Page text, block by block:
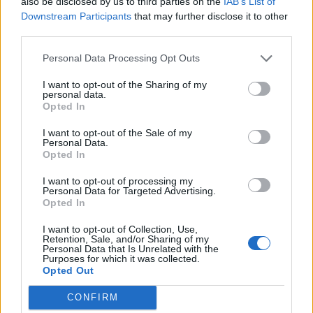
Downstream Participants that may further disclose it to other
Personal Data Processing Opt Outs
I want to opt-out of the Sharing of my
personal data.
Opted In
I want to opt-out of the Sale of my
Personal Data.
Opted In
I want to opt-out of processing my
Personal Data for Targeted Advertising.
Opted In
I want to opt-out of Collection, Use,
Retention, Sale, and/or Sharing of my
Personal Data that Is Unrelated with the
Purposes for which it was collected.
Opted Out
CONFIRM